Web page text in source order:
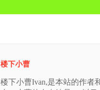
楼下小曹
楼下小曹Ivan,是本站的作者